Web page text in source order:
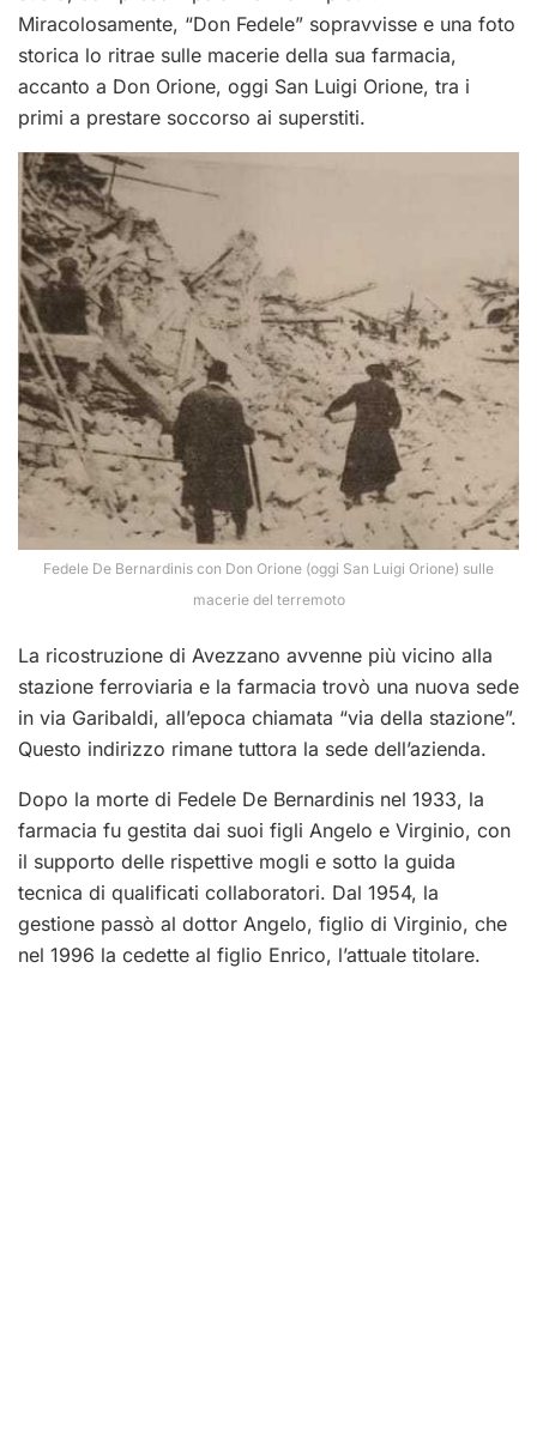
Miracolosamente, “Don Fedele” sopravvisse e una foto
storica lo ritrae sulle macerie della sua farmacia,
accanto a Don Orione, oggi San Luigi Orione, tra i
primi a prestare soccorso ai superstiti.
Fedele De Bernardinis con Don Orione (oggi San Luigi Orione) sulle
macerie del terremoto
La ricostruzione di Avezzano avvenne più vicino alla
stazione ferroviaria e la farmacia trovò una nuova sede
in via Garibaldi, all’epoca chiamata “via della stazione”.
Questo indirizzo rimane tuttora la sede dell’azienda.
Dopo la morte di Fedele De Bernardinis nel 1933, la
farmacia fu gestita dai suoi figli Angelo e Virginio, con
il supporto delle rispettive mogli e sotto la guida
tecnica di qualificati collaboratori. Dal 1954, la
gestione passò al dottor Angelo, figlio di Virginio, che
nel 1996 la cedette al figlio Enrico, l’attuale titolare.